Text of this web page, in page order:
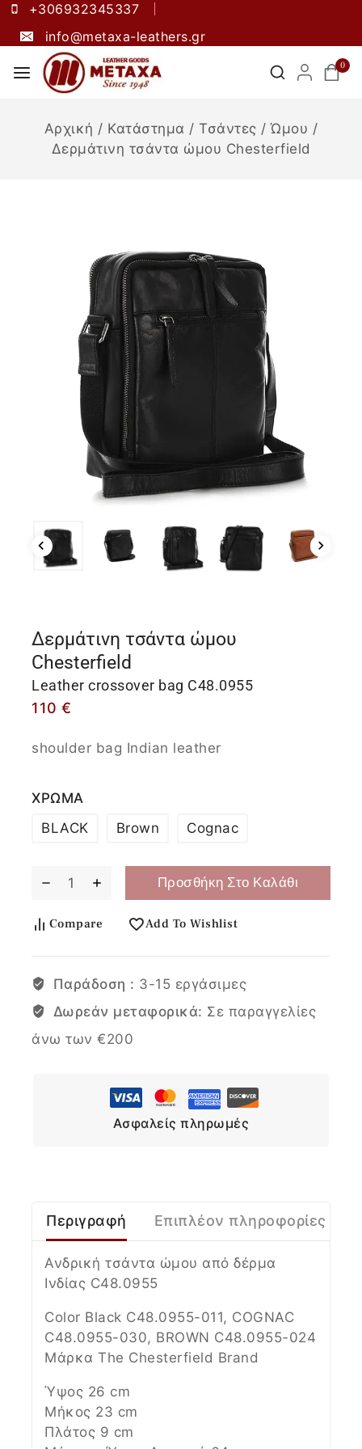
+306932345337
info@metaxa-leathers.gr
0
Αρχική / Κατάστημα / Τσάντες / Ώμου /
Δερμάτινη τσάντα ώμου Chesterfield
Δερμάτινη τσάντα ώμου
Chesterfield
Leather crossover bag C48.0955
110 €
shoulder bag Indian leather
ΧΡΩΜΑ
BLACK
Brown Cognac
Προσθήκη Στο Καλάθι
Compare Add To Wishlist
Παράδοση : 3-15 εργάσιμες
Δωρεάν μεταφορικά: Σε παραγγελίες
άνω των €200
Ασφαλείς πληρωμές
Περιγραφή Επιπλέον πληροφορίες
Ανδρική τσάντα ώμου από δέρμα
Ινδίας C48.0955
Color Black C48.0955-011, COGNAC
C48.0955-030, BROWN C48.0955-024
Μάρκα The Chesterfield Brand
Ύψος 26 cm
Μήκος 23 cm
Πλάτος 9 cm